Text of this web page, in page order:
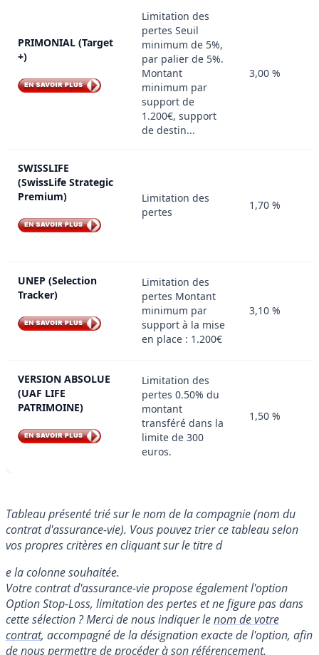
PRIMONIAL (Target
+)
Limitation des
pertes Seuil
minimum de 5%,
par palier de 5%.
Montant
minimum par
support de
1.200€, support
de destin...
3,00 %
SWISSLIFE
(SwissLife Strategic
Premium)
Limitation des
pertes
1,70 %
UNEP (Selection
Tracker)
Limitation des
pertes Montant
minimum par
support à la mise
en place : 1.200€
3,10 %
VERSION ABSOLUE
(UAF LIFE
PATRIMOINE)
Limitation des
pertes 0.50% du
montant
transféré dans la
limite de 300
euros.
1,50 %
Tableau présenté trié sur le nom de la compagnie (nom du
contrat d'assurance-vie). Vous pouvez trier ce tableau selon
vos propres critères en cliquant sur le titre d
e la colonne souhaitée.
Votre contrat d'assurance-vie propose également l'option
Option Stop-Loss, limitation des pertes et ne figure pas dans
cette sélection ? Merci de nous indiquer lenom de votre
contrat, accompagné de la désignation exacte de l'option, afin
de nous permettre de procéder à son référencement.